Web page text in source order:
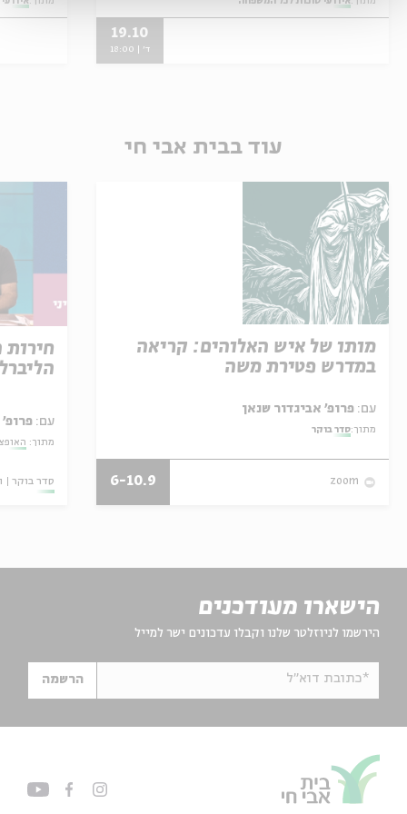
19.10
ד' | 18:00
עוד בבית אבי חי
מותו של איש האלוהים: קריאה
במדרש פטירת משה
עם:
מתוך:סדר בוקר
zoom
6-10.9
עם: פרופ'
מתוך:
סדר בוקר
הישארו מעודכנים
הירשמו לניוזלטר שלנו וקבלו עדכונים ישר למייל
*כתובת דוא"ל הרשמה